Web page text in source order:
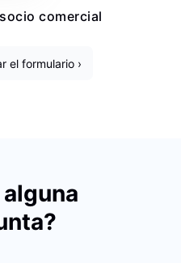
comercial
el formulario ›